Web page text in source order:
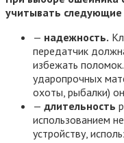
учитывать
— надежность.
передатчик
избежать
ударопрочных
охоты, рыбалки)
— длительность
использованием
устройству,